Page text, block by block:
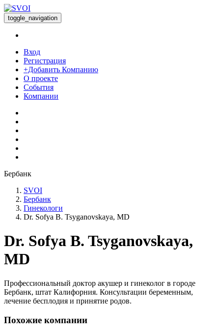
toggle_navigation
Вход
Регистрация
+Добавить Компанию
О проекте
События
Компании
Бербанк
SVOI
Бербанк
Гинекологи
Dr. Sofya B. Tsyganovskaya, MD
Dr. Sofya B. Tsyganovskaya,
MD
Профессиональный доктор акушер и гинеколог в городе
Бербанк, штат Калифорния. Консультации беременным,
лечение бесплодия и принятие родов.
Похожие компании